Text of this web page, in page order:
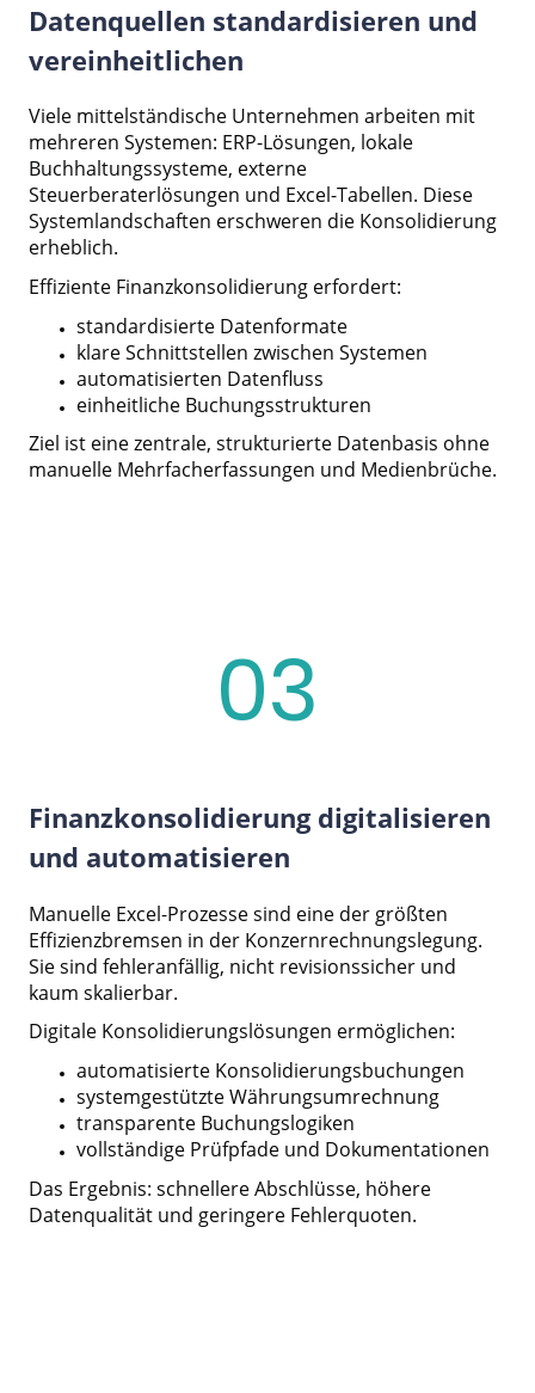
Datenquellen standardisieren und
vereinheitlichen
Viele mittelständische Unternehmen arbeiten mit
mehreren Systemen: ERP-Lösungen, lokale
Buchhaltungssysteme, externe
Steuerberaterlösungen und Excel-Tabellen. Diese
Systemlandschaften erschweren die Konsolidierung
erheblich.
Effiziente Finanzkonsolidierung erfordert:
standardisierte Datenformate
klare Schnittstellen zwischen Systemen
automatisierten Datenfluss
einheitliche Buchungsstrukturen
Ziel ist eine zentrale, strukturierte Datenbasis ohne
manuelle Mehrfacherfassungen und Medienbrüche.
03
Finanzkonsolidierung digitalisieren
und automatisieren
Manuelle Excel-Prozesse sind eine der größten
Effizienzbremsen in der Konzernrechnungslegung.
Sie sind fehleranfällig, nicht revisionssicher und
kaum skalierbar.
Digitale Konsolidierungslösungen ermöglichen:
automatisierte Konsolidierungsbuchungen
systemgestützte Währungsumrechnung
transparente Buchungslogiken
vollständige Prüfpfade und Dokumentationen
Das Ergebnis: schnellere Abschlüsse, höhere
Datenqualität und geringere Fehlerquoten.